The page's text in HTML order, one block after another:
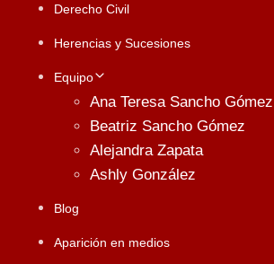
Derecho Civil
Herencias y Sucesiones
Equipo
Ana Teresa Sancho Gómez
Beatriz Sancho Gómez
Alejandra Zapata
Ashly González
Blog
Aparición en medios